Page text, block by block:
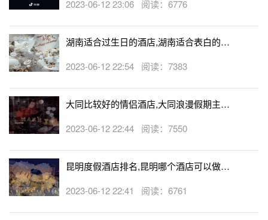
2023-06-12 23:06 阅读：6776
湖南适合过生日的酒店,湖南适合表白的酒
2023-06-12 22:54 阅读：7383
大同比较好的情侣酒店,大同浪漫假期主题
2023-06-12 22:44 阅读：7550
昆明度假酒店排名,昆明哪个酒店可以做求
2023-06-12 22:41 阅读：6761